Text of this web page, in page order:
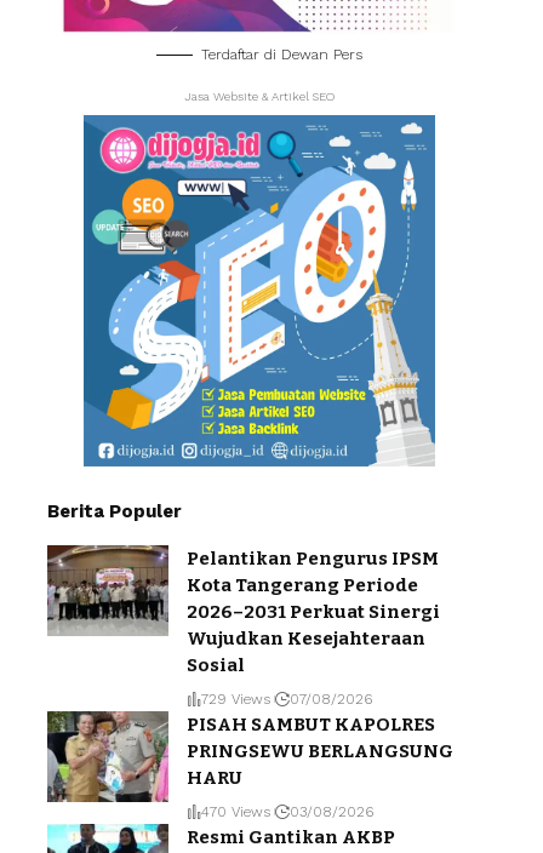
Terdaftar di Dewan Pers
Jasa Website & Artikel SEO
Berita Populer
Pelantikan Pengurus IPSM
Kota Tangerang Periode
2026–2031 Perkuat Sinergi
Wujudkan Kesejahteraan
Sosial
729 Views 07/08/2026
PISAH SAMBUT KAPOLRES
PRINGSEWU BERLANGSUNG
HARU
470 Views 03/08/2026
Resmi Gantikan AKBP